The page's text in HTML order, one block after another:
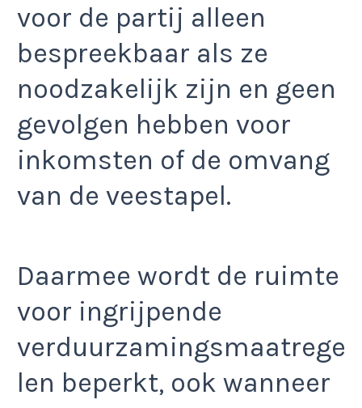
voor de partij alleen
bespreekbaar als ze
noodzakelijk zijn en geen
gevolgen hebben voor
inkomsten of de omvang
van de veestapel.
Daarmee wordt de ruimte
voor ingrijpende
verduurzamingsmaatrege
len beperkt, ook wanneer